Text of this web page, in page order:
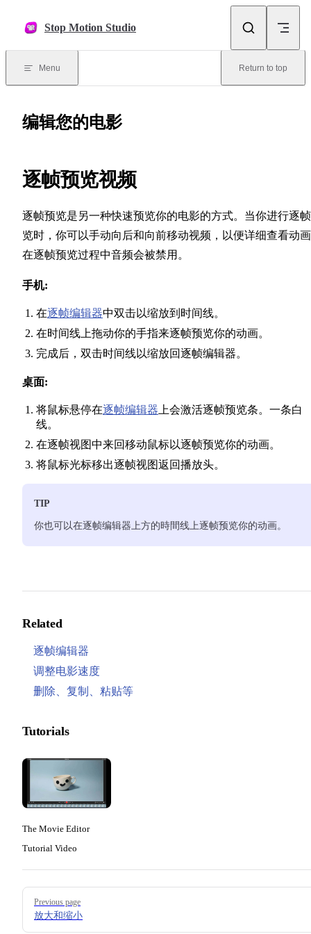
Stop Motion Studio
Menu Return to top
编辑您的电影
逐帧预览视频
逐帧预览是另一种快速预览你的电影的方式。当你进行逐
览时，你可以手动向后和向前移动视频，以便详细查看动
在逐帧预览过程中音频会被禁用。
手机:
在逐帧编辑器中双击以缩放到时间线。
在时间线上拖动你的手指来逐帧预览你的动画。
完成后，双击时间线以缩放回逐帧编辑器。
桌面:
将鼠标悬停在逐帧编辑器 上会激活逐帧预览条。一条白
线。
在逐帧视图中来回移动鼠标以逐帧预览你的动画。
将鼠标光标移出逐帧视图返回播放头。
TIP
你也可以在逐帧编辑器上方的時間线上逐帧预览你的动画。
Related
逐帧编辑器
调整电影速度
删除、复制、粘贴等
Tutorials
The Movie Editor
Tutorial Video
Pager
Previous page
放大和缩小